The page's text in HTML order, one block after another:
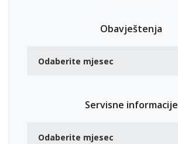
Obavještenja
Servisne informacije